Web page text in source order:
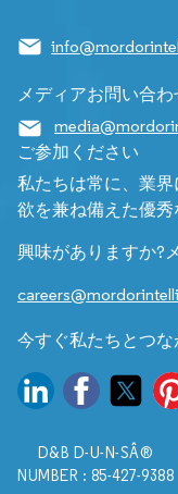
メディアお問い合わ
ご参加ください
私たちは常に、業
欲を兼ね備えた優秀
興味がありますか?
今すぐ私たちとつな
D&B D-U-N-SÂ®
NUMBER : 85-427-9388